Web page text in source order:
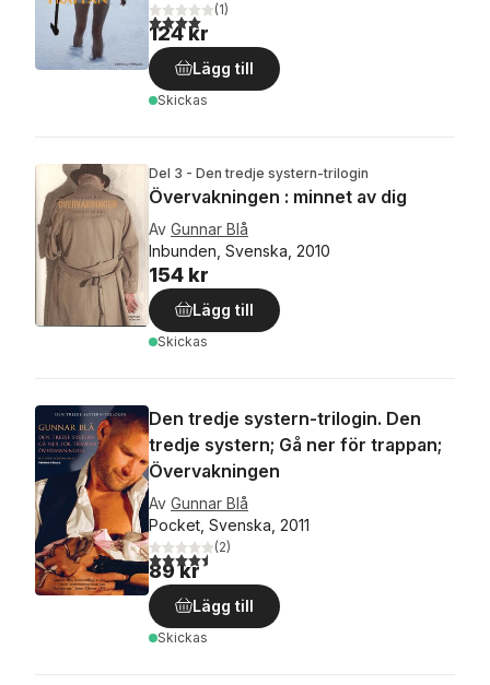
4,0utav 5 stjärnor. Totalt antal röster:
(1)
124 kr
Lägg till
Skickas
Del 3 - Den tredje systern-trilogin
Övervakningen : minnet av dig
Av Gunnar Blå
Inbunden, Svenska, 2010
154 kr
Lägg till
Skickas
Den tredje systern-trilogin. Den
tredje systern; Gå ner för trappan;
Övervakningen
Av Gunnar Blå
Pocket, Svenska, 2011
4,5utav 5 stjärnor. Totalt antal röster:
(2)
89 kr
Lägg till
Skickas